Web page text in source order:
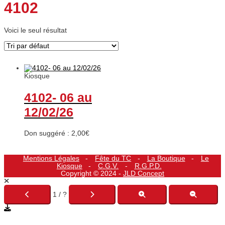
4102
Voici le seul résultat
Kiosque
4102- 06 au
12/02/26
Don suggéré : 2,00€
Mentions Légales Fête du TC La Boutique
Le
Kiosque
C.G.V.
R.G.P.D.
Copyright © 2024 - JLD Concept
1 / ?